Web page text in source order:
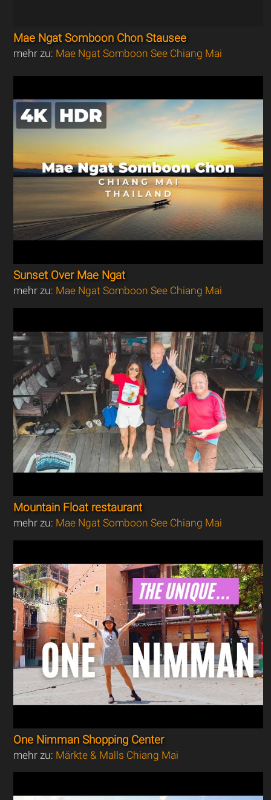
Mae Ngat Somboon Chon Stausee
mehr zu: Mae Ngat Somboon See Chiang Mai
Sunset Over Mae Ngat
mehr zu: Mae Ngat Somboon See Chiang Mai
Mountain Float restaurant
mehr zu: Mae Ngat Somboon See Chiang Mai
One Nimman Shopping Center
mehr zu: Märkte & Malls Chiang Mai